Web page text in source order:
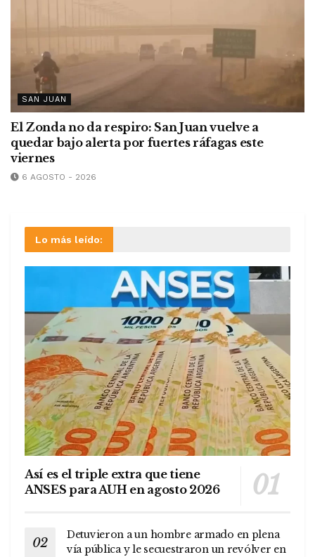
SAN JUAN
El Zonda no da respiro: San Juan vuelve a
quedar bajo alerta por fuertes ráfagas este
viernes
6 AGOSTO - 2026
Lo más leído:
Así es el triple extra que tiene
ANSES para AUH en agosto 2026
Detuvieron a un hombre armado en plena
vía pública y le secuestraron un revólver en